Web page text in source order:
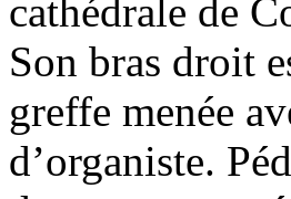
cathédrale de
Son bras droit
greffe menée
d’organiste.